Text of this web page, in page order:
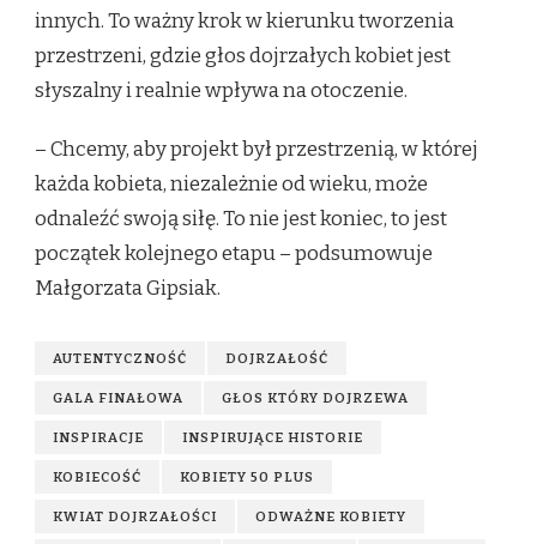
innych. To ważny krok w kierunku tworzenia
przestrzeni, gdzie głos dojrzałych kobiet jest
słyszalny i realnie wpływa na otoczenie.
– Chcemy, aby projekt był przestrzenią, w której
każda kobieta, niezależnie od wieku, może
odnaleźć swoją siłę. To nie jest koniec, to jest
początek kolejnego etapu – podsumowuje
Małgorzata Gipsiak.
AUTENTYCZNOŚĆ DOJRZAŁOŚĆ
GALA FINAŁOWA GŁOS KTÓRY DOJRZEWA
INSPIRACJE INSPIRUJĄCE HISTORIE
KOBIECOŚĆ KOBIETY 50 PLUS
KWIAT DOJRZAŁOŚCI ODWAŻNE KOBIETY